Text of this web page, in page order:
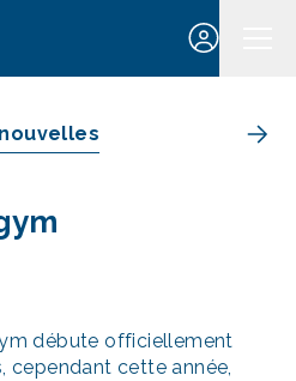
débute officiellement
cependant cette année,